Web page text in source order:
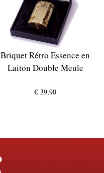
Briquet Rétro Essence en
Laiton Double Meule
€ 39,90